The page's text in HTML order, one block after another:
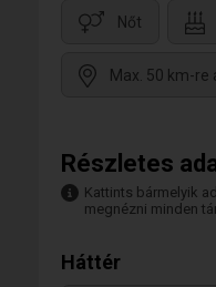
Nőt
Max. 50 km-re
Részletes
Kattints bármelyik
megnézni minden
Háttér